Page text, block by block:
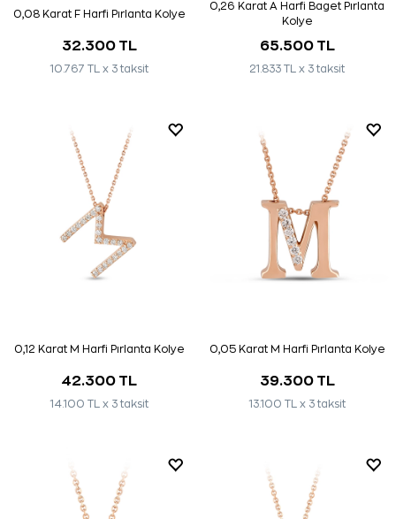
0,08 Karat F Harfi Pırlanta Kolye
32.300 TL
10.767 TL x 3 taksit
0,26 Karat A Harfi Baget Pırlanta
Kolye
65.500 TL
21.833 TL x 3 taksit
0,12 Karat M Harfi Pırlanta Kolye
42.300 TL
14.100 TL x 3 taksit
0,05 Karat M Harfi Pırlanta Kolye
39.300 TL
13.100 TL x 3 taksit